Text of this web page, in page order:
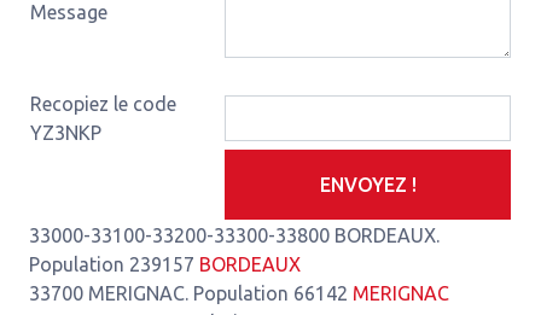
Message
Recopiez le code
YZ3NKP
ENVOYEZ !
33000-33100-33200-33300-33800 BORDEAUX.
Population 239157 BORDEAUX
33700 MERIGNAC. Population 66142 MERIGNAC